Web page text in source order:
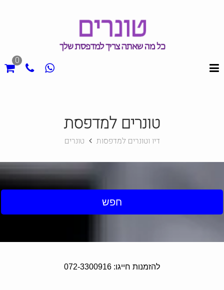
0
טונרים למדפסת
דיו וטונרים למדפסות טונרים
חפש
להזמנות חייגו: 072-3300916